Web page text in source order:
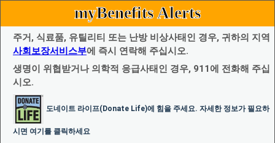
myBenefits Alerts
주거, 식료품, 유틸리티 또는 난방 비상사태인 경우, 귀하의 지역
사회보장서비스부에 즉시 연락해 주십시오.
생명이 위협받거나 의학적 응급사태인 경우, 911에 전화해 주십
시오.
도네이트 라이프(Donate Life)에 힘을 주세요. 자세한 정보가 필요하
시면 여기를 클릭하세요